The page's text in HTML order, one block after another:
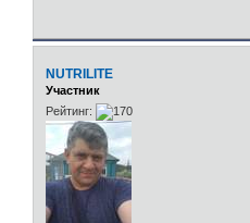
NUTRILITE
Участник
Рейтинг: